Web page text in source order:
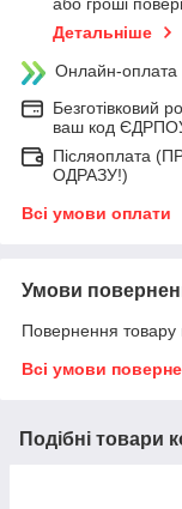
або гроші
Детальніше
Онлайн-оплата
Безготівковий
ваш код
Післяоплата
ОДРАЗУ!)
Всі умови оплати
Умови
Повернення товару
Всі умови
Подібні товари